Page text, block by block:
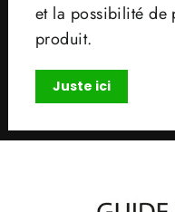
et la possibilité de
produit.
Juste ici